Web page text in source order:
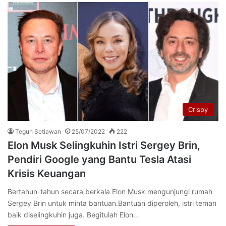
Crispy
Teguh Setiawan 25/07/2022 222
Elon Musk Selingkuhin Istri Sergey Brin,
Pendiri Google yang Bantu Tesla Atasi
Krisis Keuangan
Bertahun-tahun secara berkala Elon Musk mengunjungi rumah
Sergey Brin untuk minta bantuan.Bantuan diperoleh, istri teman
baik diselingkuhin juga. Begitulah Elon…